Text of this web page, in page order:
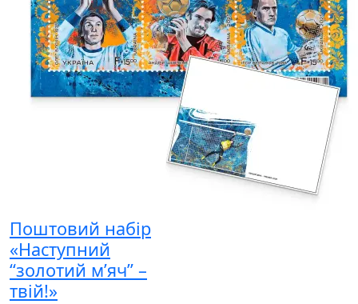
Поштовий набір
«Наступний
“золотий м’яч” –
твій!»